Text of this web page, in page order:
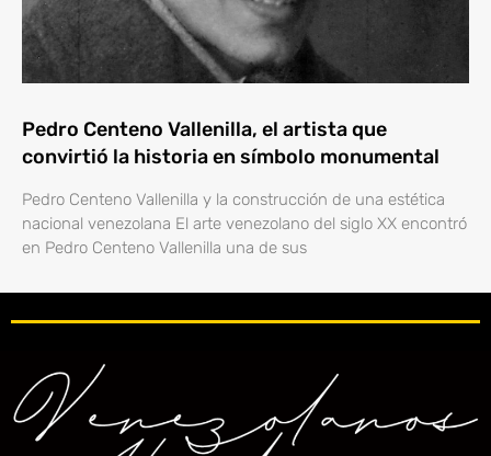
Pedro Centeno Vallenilla, el artista que
convirtió la historia en símbolo monumental
Pedro Centeno Vallenilla y la construcción de una estética
nacional venezolana El arte venezolano del siglo XX encontró
en Pedro Centeno Vallenilla una de sus